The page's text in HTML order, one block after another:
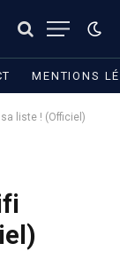
MENTIONS
liste ! (Officiel)